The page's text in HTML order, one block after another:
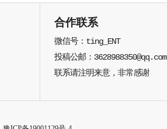
合作联系
微信号：ting_ENT
投稿公邮：3628988350@qq.com
联系请注明来意，非常感谢